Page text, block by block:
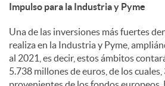
s
Impulso para la Industria y Pyme
Una de las inversiones más fuertes
realiza en la Industria y Pyme,
al 2021, es decir, estos ámbitos
5.738 millones de euros, de los